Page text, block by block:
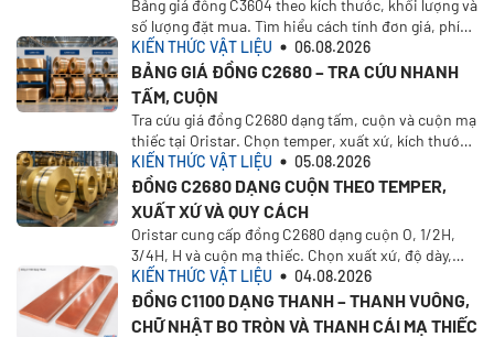
Bảng giá đồng C3604 theo kích thước, khối lượng và
số lượng đặt mua. Tìm hiểu cách tính đơn giá, phí
cắt, VAT, vận chuyển và nhận báo giá tại Oristar
KIẾN THỨC VẬT LIỆU 06.08.2026
BẢNG GIÁ ĐỒNG C2680 – TRA CỨU NHANH
TẤM, CUỘN
Tra cứu giá đồng C2680 dạng tấm, cuộn và cuộn mạ
thiếc tại Oristar. Chọn temper, xuất xứ, kích thước,
khối lượng để tính giá theo nhu cầu thực tế
KIẾN THỨC VẬT LIỆU 05.08.2026
ĐỒNG C2680 DẠNG CUỘN THEO TEMPER,
XUẤT XỨ VÀ QUY CÁCH
Oristar cung cấp đồng C2680 dạng cuộn O, 1/2H,
3/4H, H và cuộn mạ thiếc. Chọn xuất xứ, độ dày,
khổ rộng, khối lượng và yêu cầu báo giá.
KIẾN THỨC VẬT LIỆU 04.08.2026
ĐỒNG C1100 DẠNG THANH – THANH VUÔNG,
CHỮ NHẬT BO TRÒN VÀ THANH CÁI MẠ THIẾC